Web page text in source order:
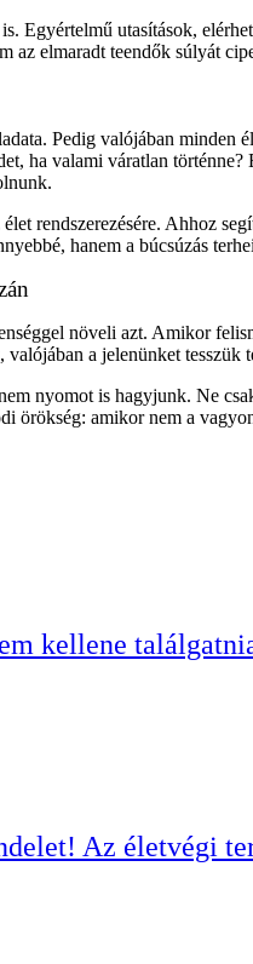
Egyértelmű utasítások,
az elmaradt teendők súlyát
Pedig valójában minden
ha valami váratlan
rendszerezésére. Ahhoz
hanem a búcsúzás
növeli azt. Amikor
a jelenünket
nyomot is hagyjunk. Ne
amikor nem a
kellene
Az életvégi